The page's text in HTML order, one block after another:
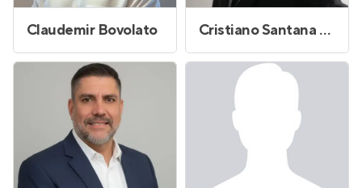
Claudemir Bovolato Cristiano Santana Reis